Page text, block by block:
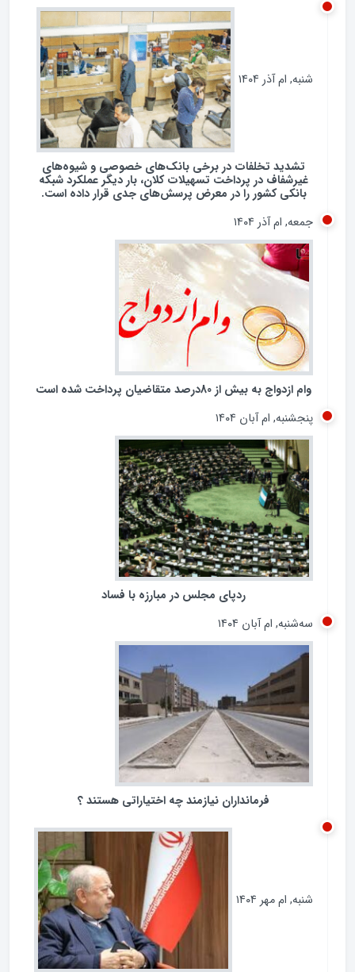
شنبه, ام آذر ۱۴۰۴
تشدید تخلفات در برخی بانک‌های خصوصی و شیوه‌های
غیرشفاف در پرداخت تسهیلات کلان، بار دیگر عملکرد شبکه
بانکی کشور را در معرض پرسش‌های جدی قرار داده است.
جمعه, ام آذر ۱۴۰۴
وام ازدواج به بیش از 80درصد متقاضیان پرداخت شده است
پنجشنبه, ام آبان ۱۴۰۴
ردپای مجلس در مبارزه با فساد
سه‌شنبه, ام آبان ۱۴۰۴
فرمانداران نیازمند چه اختیاراتی هستند ؟
شنبه, ام مهر ۱۴۰۴